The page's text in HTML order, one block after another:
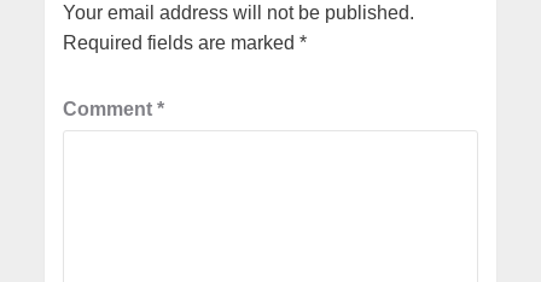
Your email address will not be published.
Required fields are marked*
Comment*